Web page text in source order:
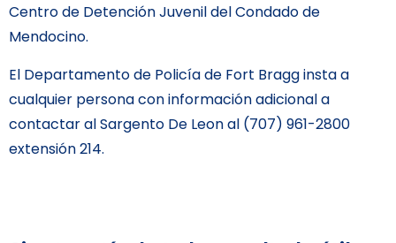
Centro de Detención Juvenil del Condado de
Mendocino.
El Departamento de Policía de Fort Bragg insta a
cualquier persona con información adicional a
contactar al Sargento De Leon al (707) 961-2800
extensión 214.